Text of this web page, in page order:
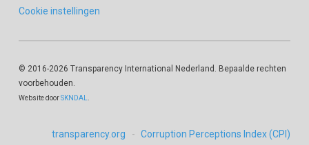
Cookie instellingen
© 2016-2026 Transparency International Nederland. Bepaalde rechten
voorbehouden.
Website doorSKNDAL
transparency.org Corruption Perceptions Index (CPI)